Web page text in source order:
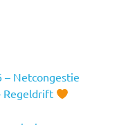
– Netcongestie
Regeldrift